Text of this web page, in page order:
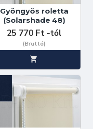
Gyöngyös roletta
(Solarshade 48)
25 770 Ft -tól
(Bruttó)